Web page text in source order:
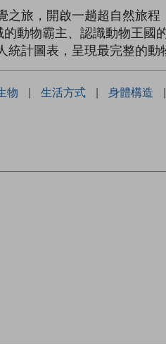
之旅，開啟一趟超自然旅程
動物霸主、認識動物王國
統計圖表，呈現最完整的動
物 | 生活方式 | 身體構造 |